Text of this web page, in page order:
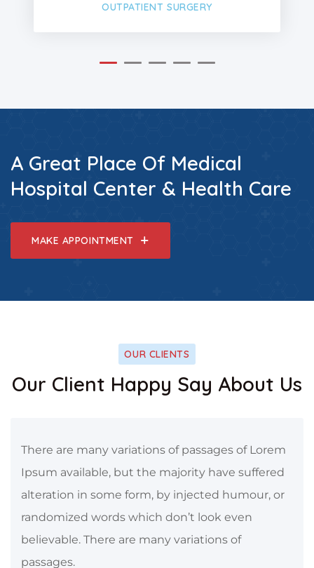
OUTPATIENT SURGERY
A Great Place Of Medical
Hospital Center & Health Care
MAKE APPOINTMENT
OUR CLIENTS
Our Client Happy Say About Us
There are many variations of passages of Lorem
Ipsum available, but the majority have suffered
alteration in some form, by injected humour, or
randomized words which don’t look even
believable. There are many variations of
passages.